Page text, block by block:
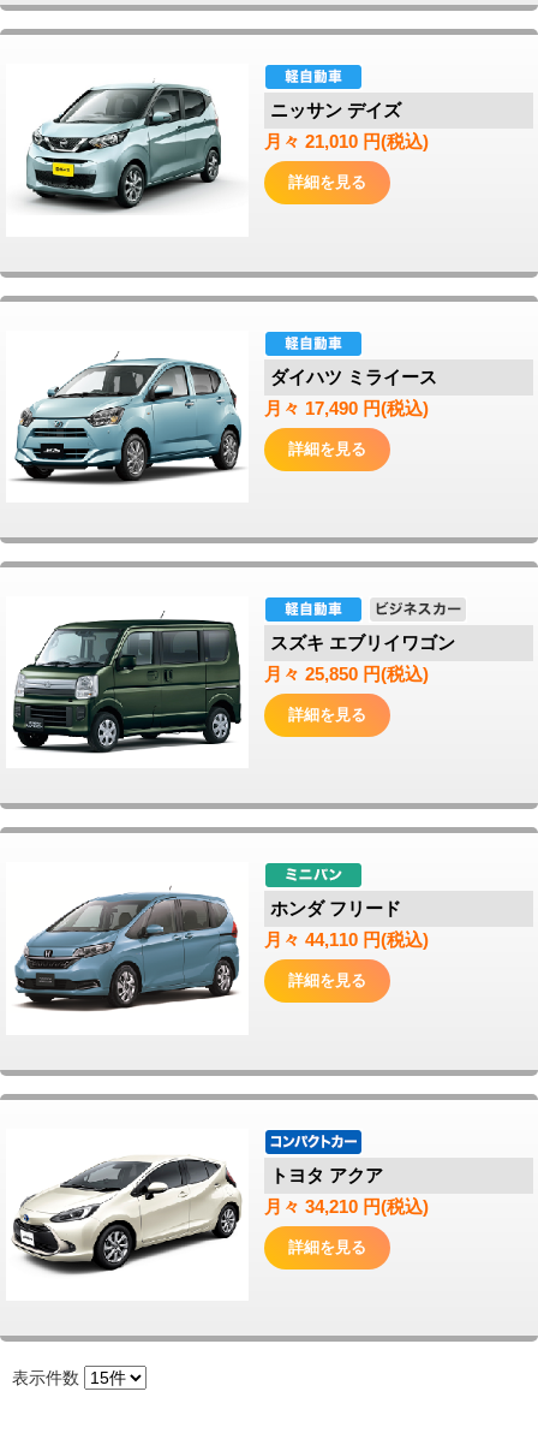
ニッサン デイズ
月々 21,010 円(税込)
詳細を見る
ダイハツ ミライース
月々 17,490 円(税込)
詳細を見る
スズキ エブリイワゴン
月々 25,850 円(税込)
詳細を見る
ホンダ フリード
月々 44,110 円(税込)
詳細を見る
トヨタ アクア
月々 34,210 円(税込)
詳細を見る
表示件数